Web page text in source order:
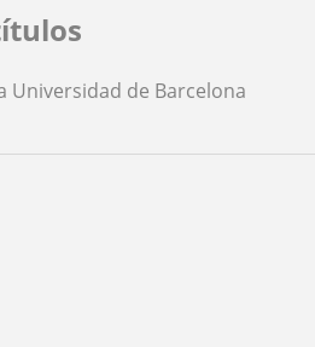
Universidad de Barcelona